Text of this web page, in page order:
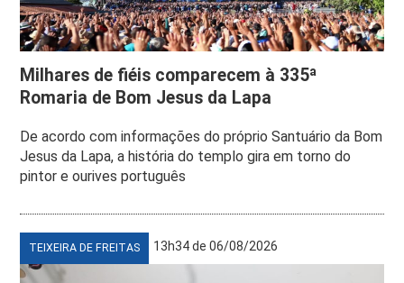
Milhares de fiéis comparecem à 335ª
Romaria de Bom Jesus da Lapa
De acordo com informações do próprio Santuário da Bom
Jesus da Lapa, a história do templo gira em torno do
pintor e ourives português
TEIXEIRA DE FREITAS 13h34 de 06/08/2026